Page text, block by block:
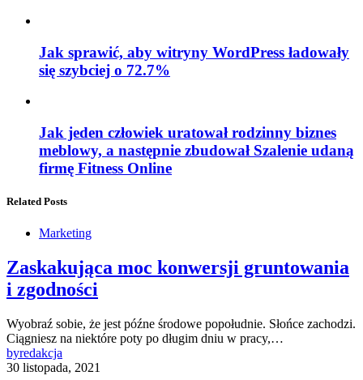
Jak sprawić, aby witryny WordPress ładowały
się szybciej o 72.7%
Jak jeden człowiek uratował rodzinny biznes
meblowy, a następnie zbudował Szalenie udaną
firmę Fitness Online
Related Posts
Marketing
Zaskakująca moc konwersji gruntowania
i zgodności
Wyobraź sobie, że jest późne środowe popołudnie. Słońce zachodzi.
Ciągniesz na niektóre poty po długim dniu w pracy,…
byredakcja
30 listopada, 2021